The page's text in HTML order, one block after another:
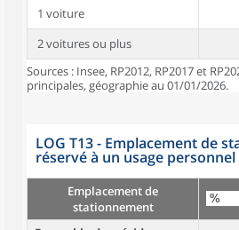
1 voiture
2 voitures ou plus
Sources : Insee, RP2012, RP2017 et
principales, géographie au 01/01/2026.
LOG T13 - Emplacement de
réservé à un usage personnel
Emplacement de
stationnement